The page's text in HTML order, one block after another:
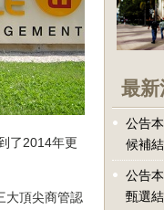
了2014年更
大頂尖商管認
最
公告
候補
公告
甄選